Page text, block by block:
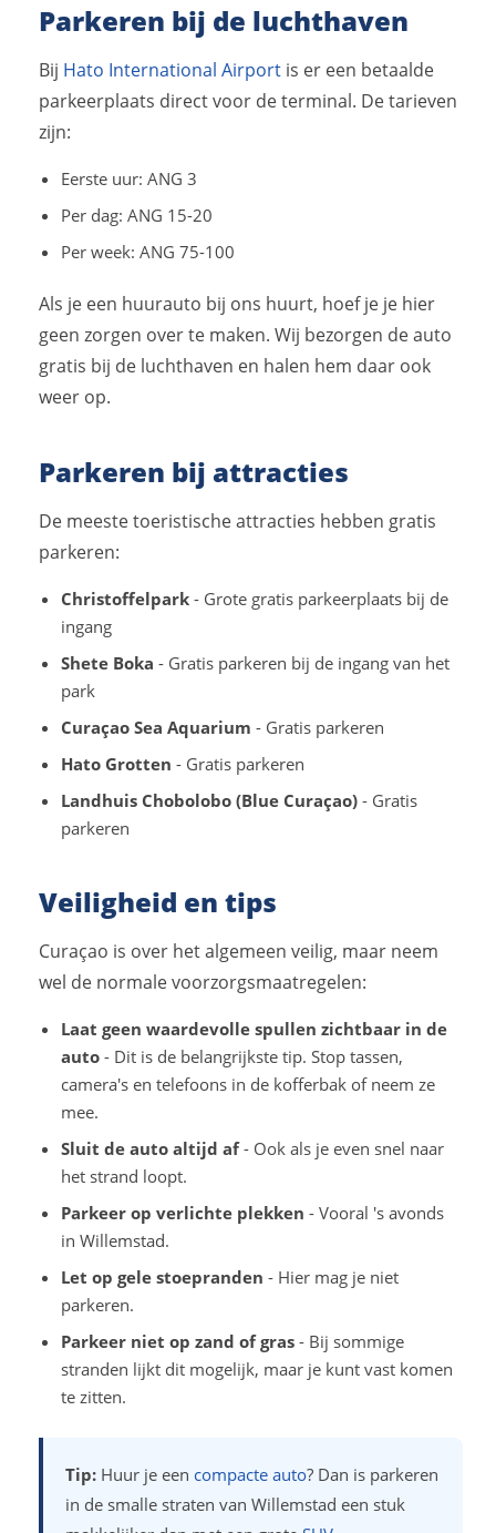
Parkeren bij de luchthaven
Bij Hato International Airport is er een betaalde
parkeerplaats direct voor de terminal. De tarieven
zijn:
Eerste uur: ANG 3
Per dag: ANG 15-20
Per week: ANG 75-100
Als je een huurauto bij ons huurt, hoef je je hier
geen zorgen over te maken. Wij bezorgen de auto
gratis bij de luchthaven en halen hem daar ook
weer op.
Parkeren bij attracties
De meeste toeristische attracties hebben gratis
parkeren:
Christoffelpark - Grote gratis parkeerplaats bij de
ingang
Shete Boka - Gratis parkeren bij de ingang van het
park
Curaçao Sea Aquarium - Gratis parkeren
Hato Grotten - Gratis parkeren
Landhuis Chobolobo (Blue Curaçao) - Gratis
parkeren
Veiligheid en tips
Curaçao is over het algemeen veilig, maar neem
wel de normale voorzorgsmaatregelen:
Laat geen waardevolle spullen zichtbaar in de
auto - Dit is de belangrijkste tip. Stop tassen,
camera's en telefoons in de kofferbak of neem ze
mee.
Sluit de auto altijd af- Ook als je even snel naar
het strand loopt.
Parkeer op verlichte plekken - Vooral 's avonds
in Willemstad.
Let op gele stoepranden - Hier mag je niet
parkeren.
Parkeer niet op zand of gras - Bij sommige
stranden lijkt dit mogelijk, maar je kunt vast komen
te zitten.
Tip: Huur je een compacte auto? Dan is parkeren
in de smalle straten van Willemstad een stuk